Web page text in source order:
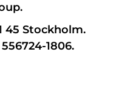
45 Stockholm.
1806.